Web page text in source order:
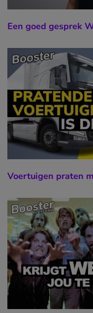
Een goed gesprek
Voertuigen praten